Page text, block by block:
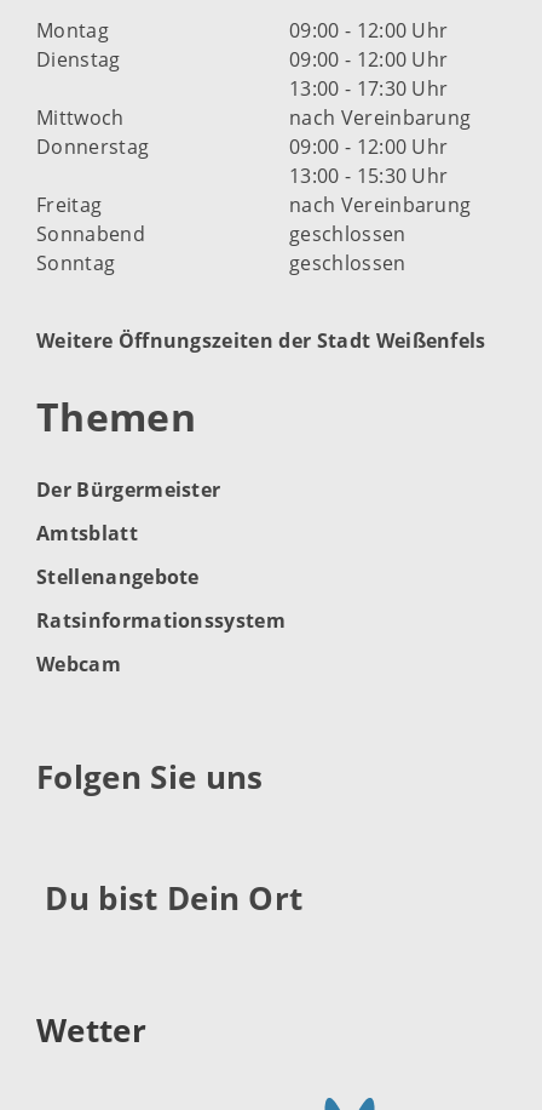
Montag
09:00 - 12:00 Uhr
Dienstag
09:00 - 12:00 Uhr
13:00 - 17:30 Uhr
Mittwoch
nach Vereinbarung
Donnerstag
09:00 - 12:00 Uhr
13:00 - 15:30 Uhr
Freitag
nach Vereinbarung
Sonnabend
geschlossen
Sonntag
geschlossen
Weitere Öffnungszeiten der Stadt Weißenfels
Themen
Der Bürgermeister
Amtsblatt
Stellenangebote
Ratsinformationssystem
Webcam
Folgen Sie uns
Du bist Dein Ort
Wetter